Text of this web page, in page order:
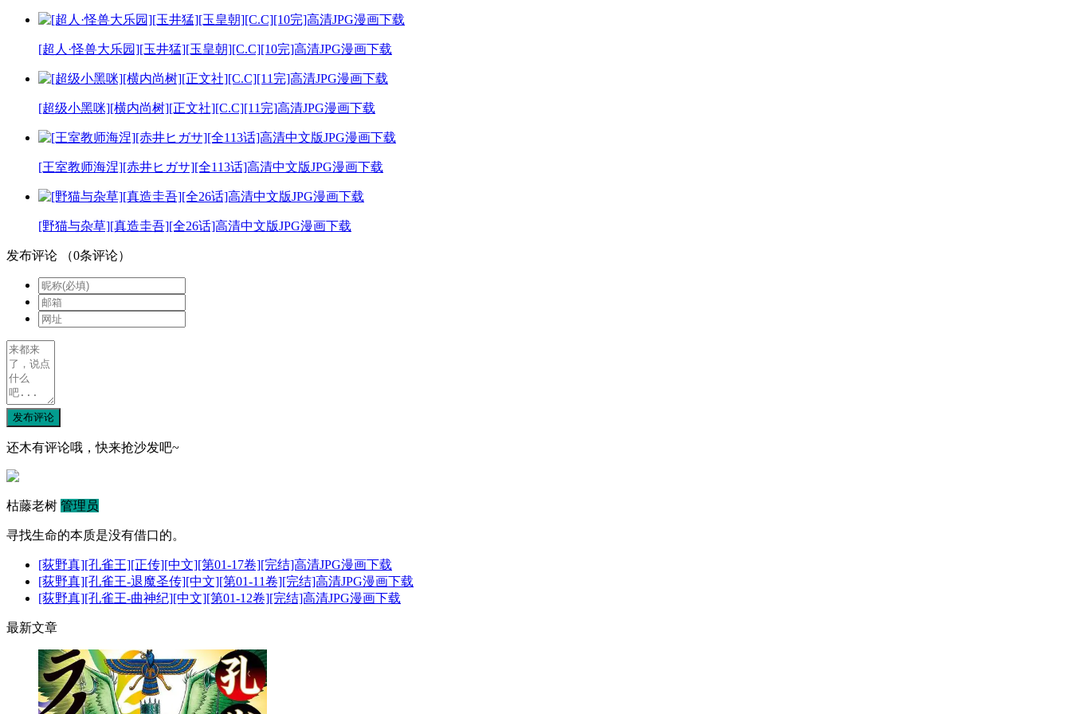
[超人·怪兽大乐园][玉井猛][玉皇朝][C.C][10完]高清JPG漫画下载
[超级小黑咪][横内尚树][正文社][C.C][11完]高清JPG漫画下载
[王室教师海涅][赤井ヒガサ][全113话]高清中文版JPG漫画下载
[野猫与杂草][真造圭吾][全26话]高清中文版JPG漫画下载
发布评论 （0条评论）
发布评论
还木有评论哦，快来抢沙发吧~
枯藤老树 管理员
寻找生命的本质是没有借口的。
[荻野真][孔雀王][正传][中文][第01-17卷][完结]高清JPG漫画下载
[荻野真][孔雀王-退魔圣传][中文][第01-11卷][完结]高清JPG漫画下载
[荻野真][孔雀王-曲神纪][中文][第01-12卷][完结]高清JPG漫画下载
最新文章